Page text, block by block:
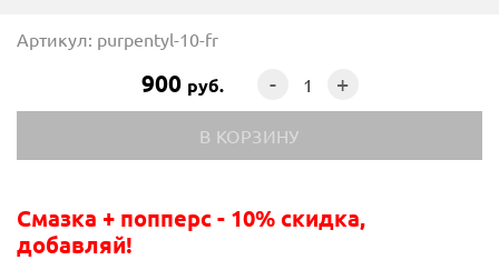
Артикул: purpentyl-10-fr
900 руб. - +
Смазка + попперс - 10% скидка,
добавляй!